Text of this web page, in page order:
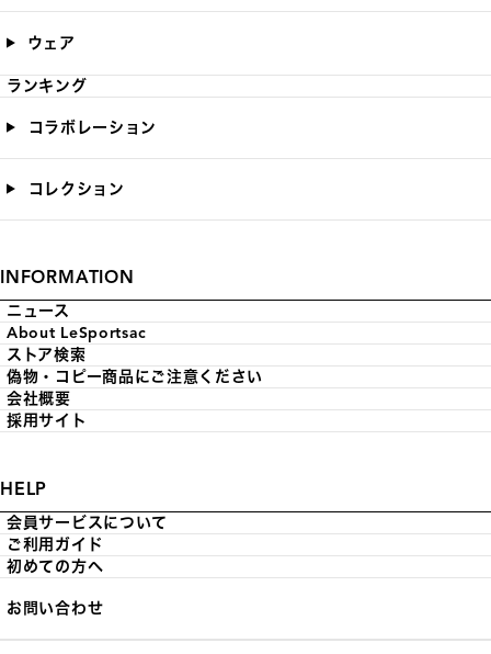
ウェア
ランキング
コラボレーション
コレクション
INFORMATION
ニュース
About LeSportsac
ストア検索
偽物・コピー商品にご注意ください
会社概要
採用サイト
HELP
会員サービスについて
ご利用ガイド
初めての方へ
お問い合わせ